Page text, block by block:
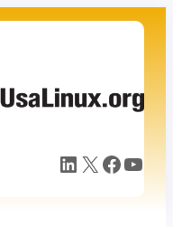
LinkedIn X Facebook YouTube